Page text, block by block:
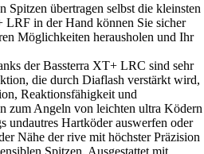
Spitzen übertragen selbst die kleinsten
LRF in der Hand können Sie sicher
Möglichkeiten herausholen und Ihr
der Bassterra XT+ LRC sind sehr
die durch Diaflash verstärkt wird,
Reaktionsfähigkeit und
zum Angeln von leichten ultra Ködern
undautres Hartköder auswerfen oder
Nähe der rive mit höchster Präzision
Spitzen. Ausgestattet mit